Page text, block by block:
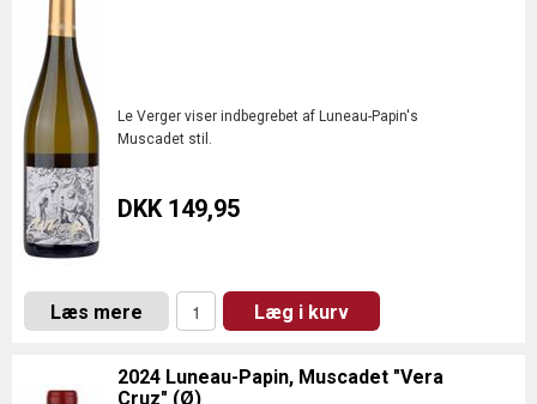
Le Verger viser indbegrebet af Luneau-Papin's
Muscadet stil.
DKK 149,95
Læs mere Læg i kurv
2024 Luneau-Papin, Muscadet "Vera
Cruz" (Ø)